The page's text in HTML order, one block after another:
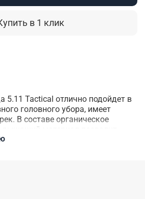
в 1 клик
5.11 Tactical отлично подойдет в
головного убора, имеет
В составе органическое
дышащий материал позволит
при солнечном жарком дне,
свою нашивку. На затылке
велкро.